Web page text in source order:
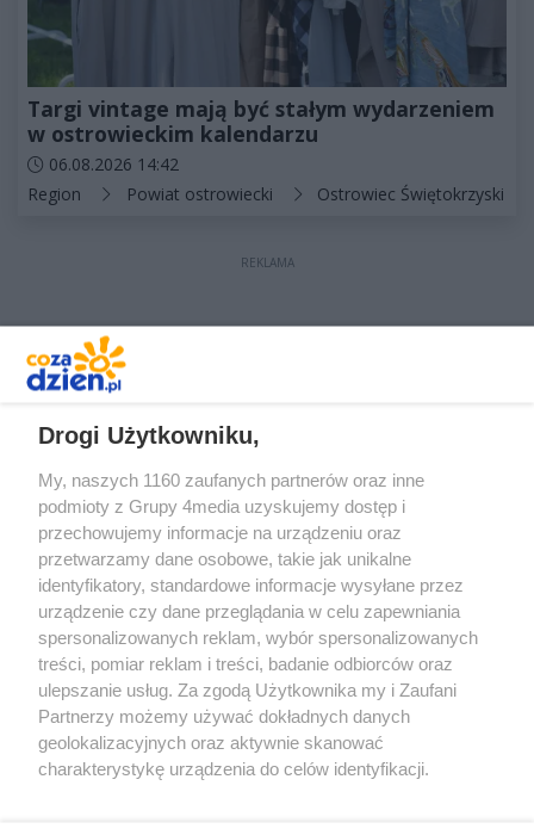
Targi vintage mają być stałym wydarzeniem
w ostrowieckim kalendarzu
Data dodania artykułu:
06.08.2026 14:42
Kategorie artykułu:
Region Powiat ostrowiecki Ostrowiec Świętokrzyski
REKLAMA
Prywatność Reklama Redakcja Praca Kielce
Drogi Użytkowniku,
My, naszych 1160 zaufanych partnerów oraz inne
podmioty z Grupy 4media uzyskujemy dostęp i
przechowujemy informacje na urządzeniu oraz
przetwarzamy dane osobowe, takie jak unikalne
identyfikatory, standardowe informacje wysyłane przez
urządzenie czy dane przeglądania w celu zapewniania
spersonalizowanych reklam, wybór spersonalizowanych
treści, pomiar reklam i treści, badanie odbiorców oraz
ulepszanie usług. Za zgodą Użytkownika my i Zaufani
Partnerzy możemy używać dokładnych danych
geolokalizacyjnych oraz aktywnie skanować
charakterystykę urządzenia do celów identyfikacji.